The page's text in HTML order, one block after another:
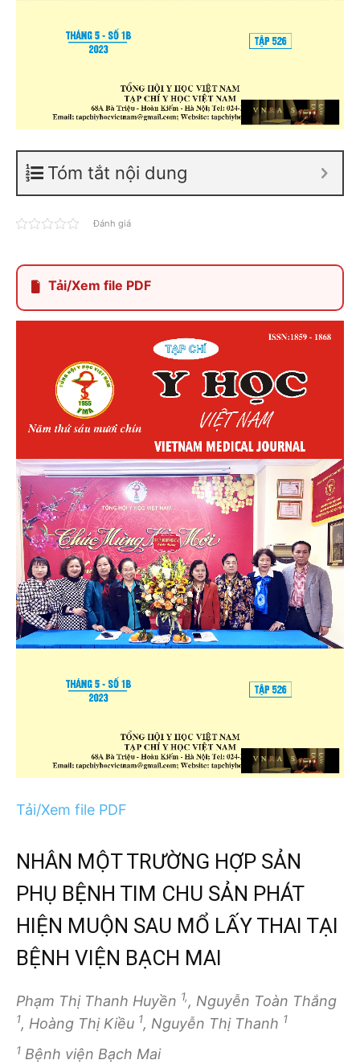
Tóm tắt nội dung
Đánh giá
Tải/Xem file PDF
Tải/Xem file PDF
NHÂN MỘT TRƯỜNG HỢP SẢN
PHỤ BỆNH TIM CHU SẢN PHÁT
HIỆN MUỘN SAU MỔ LẤY THAI TẠI
BỆNH VIỆN BẠCH MAI
Phạm Thị Thanh Huyền 1,, Nguyễn Toàn Thắng
1, Hoàng Thị Kiều 1, Nguyễn Thị Thanh 1
1 Bệnh viện Bạch Mai